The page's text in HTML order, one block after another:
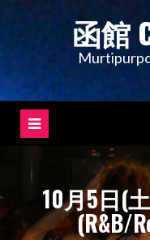
ツ
プ
函館
10月5日(土
(R&B/